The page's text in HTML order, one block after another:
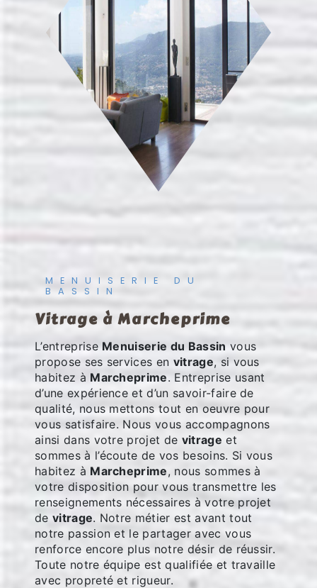
MENUISERIE DU
BASSIN
vitrage à Marcheprime
L’entreprise Menuiserie du Bassin vous
propose ses services en vitrage, si vous
habitez à Marcheprime. Entreprise usant
d’une expérience et d’un savoir-faire de
qualité, nous mettons tout en oeuvre pour
vous satisfaire. Nous vous accompagnons
ainsi dans votre projet de vitrage et
sommes à l’écoute de vos besoins. Si vous
habitez à Marcheprime, nous sommes à
votre disposition pour vous transmettre les
renseignements nécessaires à votre projet
de vitrage. Notre métier est avant tout
notre passion et le partager avec vous
renforce encore plus notre désir de réussir.
Toute notre équipe est qualifiée et travaille
avec propreté et rigueur.